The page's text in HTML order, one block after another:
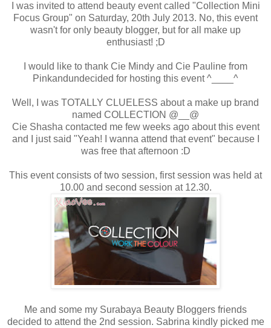
I was invited to attend beauty event called "Collection Mini
Focus Group" on Saturday, 20th July 2013. No, this event
wasn't for only beauty blogger, but for all make up
enthusiast! ;D
I would like to thank Cie Mindy and Cie Pauline from
Pinkandundecided for hosting this event ^____^
Well, I was TOTALLY CLUELESS about a make up brand
named COLLECTION @__@
Cie Shasha contacted me few weeks ago about this event
and I just said "Yeah! I wanna attend that event" because I
was free that afternoon :D
This event consists of two session, first session was held at
10.00 and second session at 12.30.
Me and some my Surabaya Beauty Bloggers friends
decided to attend the 2nd session. Sabrina kindly picked me